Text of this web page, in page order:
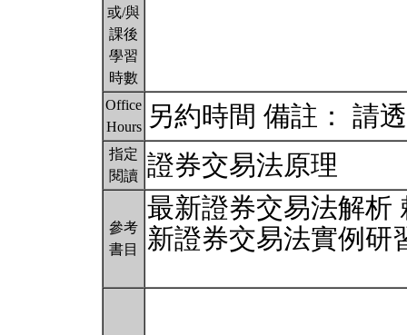
或/與
課後
學習
時數
Office
Hours
另約時間 備註： 請
指定
閱讀 證券交易法原理
參考
書目
最新證券交易法解析
新證券交易法實例研